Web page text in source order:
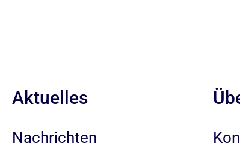
Aktuelles
Nachrichten